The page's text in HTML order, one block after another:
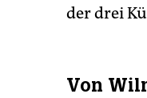
der drei
Von